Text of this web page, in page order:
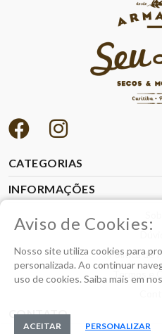
CATEGORIAS
INFORMAÇÕES
Política de
Termos e
CONTATO
Aviso de Cookies:
Nosso site utiliza cookies para
personalizada. Ao continuar
uso de cookies. Saiba mais em
ACEITAR PERSONALIZAR